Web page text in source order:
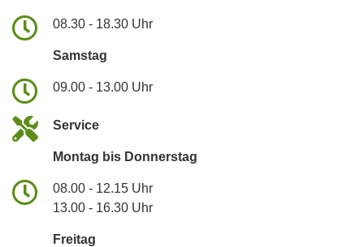
08.30 - 18.30 Uhr
Samstag
09.00 - 13.00 Uhr
Service
Montag bis Donnerstag
08.00 - 12.15 Uhr
13.00 - 16.30 Uhr
Freitag